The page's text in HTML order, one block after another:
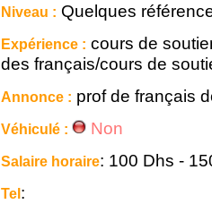
Niveau : Quelques
Expérience : cours de
des français/cours de
Annonce : prof de français
Véhiculé : Non
Salaire horaire: 100 Dhs -
Tel: